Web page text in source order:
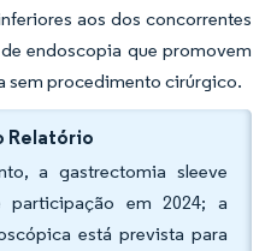
aos dos concorrentes
endoscopia que promovem
sem procedimento cirúrgico.
Relatório
a gastrectomia sleeve
participação em 2024; a
está prevista para